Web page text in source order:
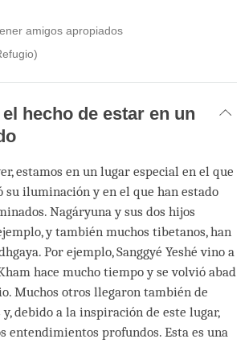
amigos apropiados
hecho de estar en un
estamos en un lugar especial en el que
su iluminación y en el que han estado
Nagáryuna y sus dos hijos
y también muchos tibetanos, han
Por ejemplo, Sanggyé Yeshé vino a
hace mucho tiempo y se volvió abad
Muchos otros llegaron también de
debido a la inspiración de este lugar,
entendimientos profundos. Esta es una